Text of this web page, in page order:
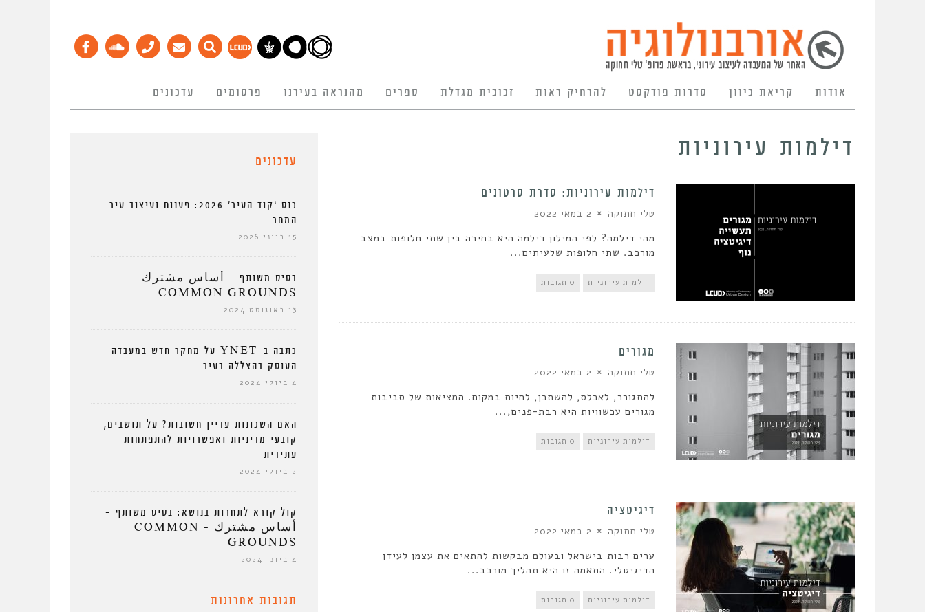
אודות קריאת כיוון סדרות פודקסט להרחיק ראות זכוכית מגדלת ספרים מהנראה בעירנו פרסומים עדכונים
דילמות עירוניות
דילמות עירוניות: סדרת סרטונים
טלי חתוקה 2 במאי 2022
מהי דילמה? לפי המילון דילמה היא בחירה בין שתי חלופות במצב
מורכב. שתי חלופות שלעיתים...
דילמות עירוניות 0 תגובות
מגורים
טלי חתוקה 2 במאי 2022
להתגורר, לאכלס, להשתכן, לחיות במקום. המציאות של סביבות
מגורים עכשוויות היא רבת-פנים,...
דילמות עירוניות 0 תגובות
דיגיטציה
טלי חתוקה 2 במאי 2022
ערים רבות בישראל ובעולם מבקשות להתאים את עצמן לעידן
הדיגיטלי. התאמה זו היא תהליך מורכב...
דילמות עירוניות 0 תגובות
עדכונים
כנס ‘קוד העיר’ 2026: פענוח ועיצוב עיר
המחר
15 ביוני 2026
בסיס משותף – أساس مشترك –
COMMON GROUNDS
13 באוגוסט 2024
כתבה ב-YNET על מחקר חדש במעבדה
העוסק בהצללה בעיר
4 ביולי 2024
האם השכונות עדיין חשובות? על תושבים,
קובעי מדיניות ואפשרויות להתפתחות
עתידית
2 ביולי 2024
קול קורא לתחרות בנושא: בסיס משותף –
أساس مشترك – COMMON
GROUNDS
4 ביוני 2024
תגובות אחרונות